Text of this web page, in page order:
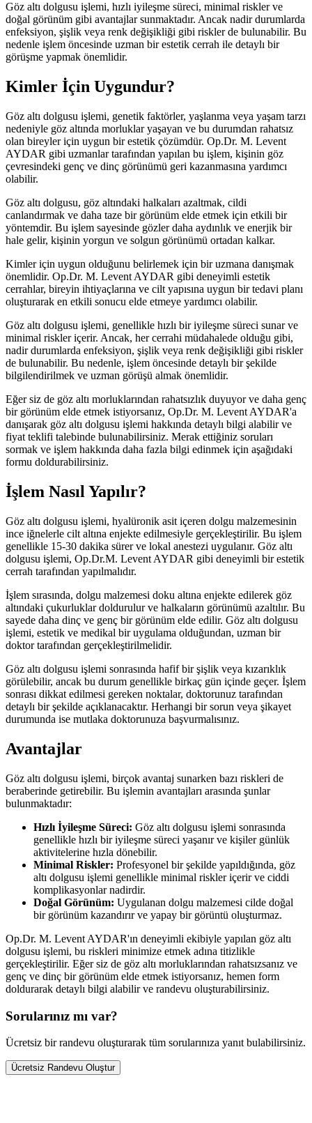
Göz altı dolgusu işlemi, hızlı iyileşme süreci, minimal riskler ve
doğal görünüm gibi avantajlar sunmaktadır. Ancak nadir durumlarda
enfeksiyon, şişlik veya renk değişikliği gibi riskler de bulunabilir. Bu
nedenle işlem öncesinde uzman bir estetik cerrah ile detaylı bir
görüşme yapmak önemlidir.
Kimler İçin Uygundur?
Göz altı dolgusu işlemi, genetik faktörler, yaşlanma veya yaşam tarzı
nedeniyle göz altında morluklar yaşayan ve bu durumdan rahatsız
olan bireyler için uygun bir estetik çözümdür. Op.Dr. M. Levent
AYDAR gibi uzmanlar tarafından yapılan bu işlem, kişinin göz
çevresindeki genç ve dinç görünümü geri kazanmasına yardımcı
olabilir.
Göz altı dolgusu, göz altındaki halkaları azaltmak, cildi
canlandırmak ve daha taze bir görünüm elde etmek için etkili bir
yöntemdir. Bu işlem sayesinde gözler daha aydınlık ve enerjik bir
hale gelir, kişinin yorgun ve solgun görünümü ortadan kalkar.
Kimler için uygun olduğunu belirlemek için bir uzmana danışmak
önemlidir. Op.Dr. M. Levent AYDAR gibi deneyimli estetik
cerrahlar, bireyin ihtiyaçlarına ve cilt yapısına uygun bir tedavi planı
oluşturarak en etkili sonucu elde etmeye yardımcı olabilir.
Göz altı dolgusu işlemi, genellikle hızlı bir iyileşme süreci sunar ve
minimal riskler içerir. Ancak, her cerrahi müdahalede olduğu gibi,
nadir durumlarda enfeksiyon, şişlik veya renk değişikliği gibi riskler
de bulunabilir. Bu nedenle, işlem öncesinde detaylı bir şekilde
bilgilendirilmek ve uzman görüşü almak önemlidir.
Eğer siz de göz altı morluklarından rahatsızlık duyuyor ve daha genç
bir görünüm elde etmek istiyorsanız, Op.Dr. M. Levent AYDAR'a
danışarak göz altı dolgusu işlemi hakkında detaylı bilgi alabilir ve
fiyat teklifi talebinde bulunabilirsiniz. Merak ettiğiniz soruları
sormak ve işlem hakkında daha fazla bilgi edinmek için aşağıdaki
formu doldurabilirsiniz.
İşlem Nasıl Yapılır?
Göz altı dolgusu işlemi, hyalüronik asit içeren dolgu malzemesinin
ince iğnelerle cilt altına enjekte edilmesiyle gerçekleştirilir. Bu işlem
genellikle 15-30 dakika sürer ve lokal anestezi uygulanır. Göz altı
dolgusu işlemi, Op.Dr.M. Levent AYDAR gibi deneyimli bir estetik
cerrah tarafından yapılmalıdır.
İşlem sırasında, dolgu malzemesi doku altına enjekte edilerek göz
altındaki çukurluklar doldurulur ve halkaların görünümü azaltılır. Bu
sayede daha dinç ve genç bir görünüm elde edilir. Göz altı dolgusu
işlemi, estetik ve medikal bir uygulama olduğundan, uzman bir
doktor tarafından gerçekleştirilmelidir.
Göz altı dolgusu işlemi sonrasında hafif bir şişlik veya kızarıklık
görülebilir, ancak bu durum genellikle birkaç gün içinde geçer. İşlem
sonrası dikkat edilmesi gereken noktalar, doktorunuz tarafından
detaylı bir şekilde açıklanacaktır. Herhangi bir sorun veya şikayet
durumunda ise mutlaka doktorunuza başvurmalısınız.
Avantajlar
Göz altı dolgusu işlemi, birçok avantaj sunarken bazı riskleri de
beraberinde getirebilir. Bu işlemin avantajları arasında şunlar
bulunmaktadır:
Hızlı İyileşme Süreci: Göz altı dolgusu işlemi sonrasında
genellikle hızlı bir iyileşme süreci yaşanır ve kişiler günlük
aktivitelerine hızla dönebilir.
Minimal Riskler: Profesyonel bir şekilde yapıldığında, göz
altı dolgusu işlemi genellikle minimal riskler içerir ve ciddi
komplikasyonlar nadirdir.
Doğal Görünüm: Uygulanan dolgu malzemesi cilde doğal
bir görünüm kazandırır ve yapay bir görüntü oluşturmaz.
Op.Dr. M. Levent AYDAR'ın deneyimli ekibiyle yapılan göz altı
dolgusu işlemi, bu riskleri minimize etmek adına titizlikle
gerçekleştirilir. Eğer siz de göz altı morluklarından rahatsızsanız ve
genç ve dinç bir görünüm elde etmek istiyorsanız, hemen form
doldurarak detaylı bilgi alabilir ve randevu oluşturabilirsiniz.
Sorularınız mı var?
Ücretsiz bir randevu oluşturarak tüm sorularınıza yanıt bulabilirsiniz.
Ücretsiz Randevu Oluştur